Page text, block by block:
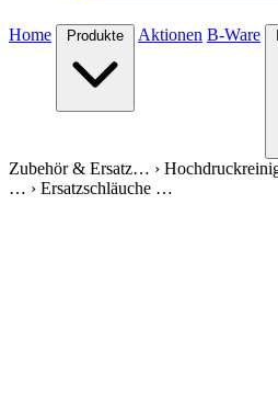
Home Produkte Aktionen B-Ware
Zubehör & Ersatz… ›
… › Ersatzschläuche …